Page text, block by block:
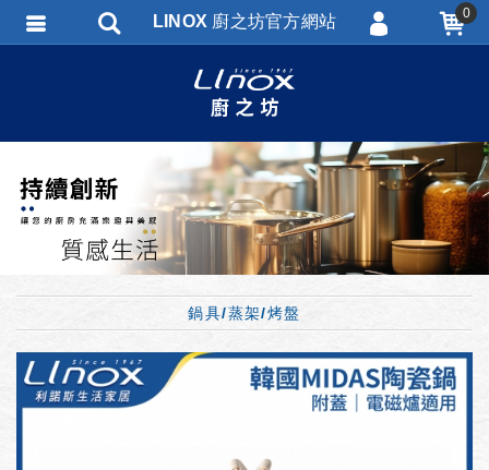
鍋具/蒸架/烤盤
LINOX 廚之坊官方網站 0
會員註冊
忘記密碼
訂單查詢
匯款通知